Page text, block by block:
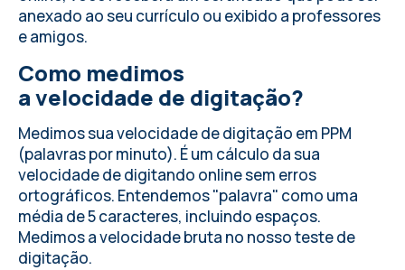
anexado ao seu currículo ou exibido a professores
e amigos.
Como medimos
a velocidade de digitação?
Medimos sua velocidade de digitação em PPM
(palavras por minuto). É um cálculo da sua
velocidade de digitando online sem erros
ortográficos. Entendemos "palavra" como uma
média de 5 caracteres, incluindo espaços.
Medimos a velocidade bruta no nosso teste de
digitação.